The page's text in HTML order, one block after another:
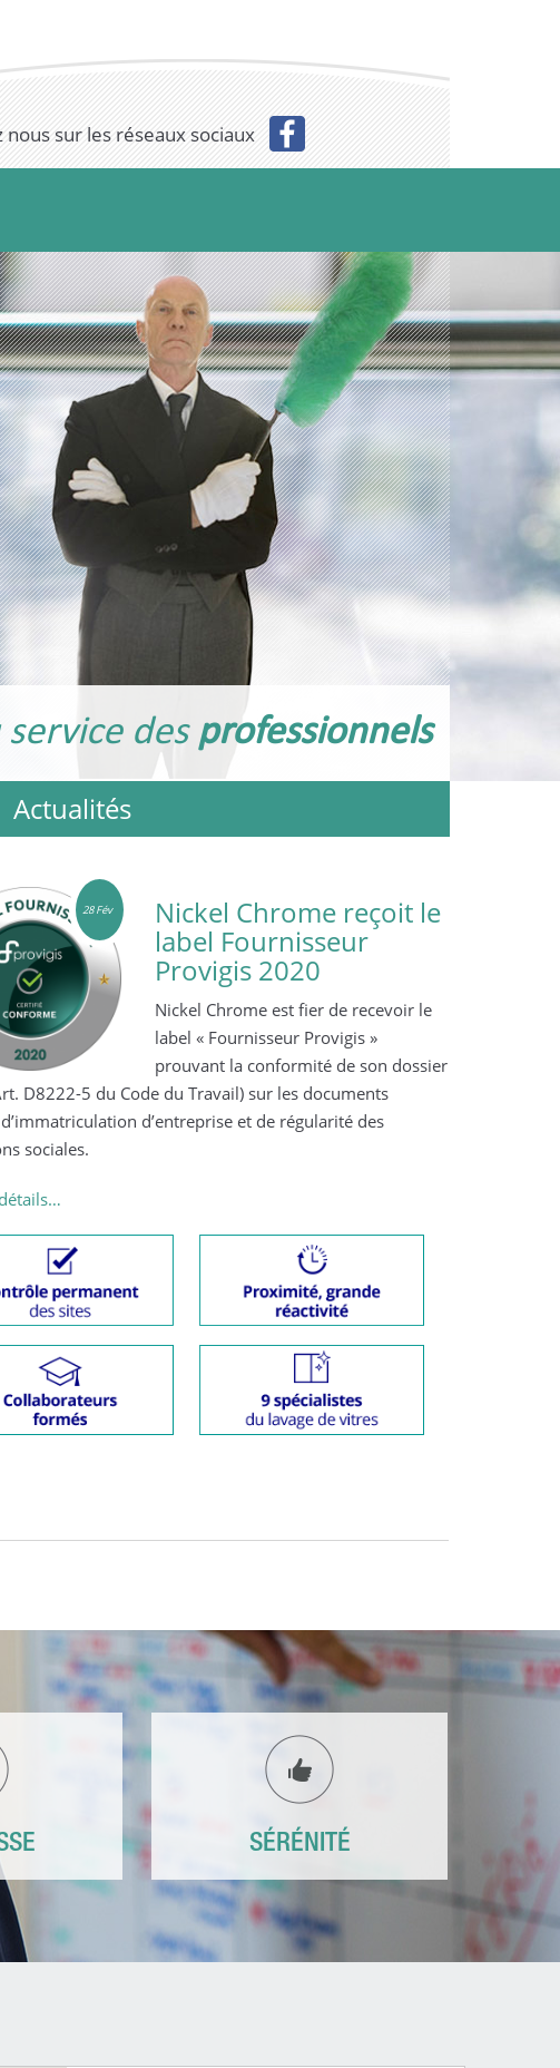
nous sur les réseaux sociaux
service des professionnels
Actualités
17 Sep Nickel Chrome,
sponsor des Chamois
Niortais
[SPONSORING]
Nickel Chrome est fier de
lesChamois Niortais FC
SÉRÉNITÉ